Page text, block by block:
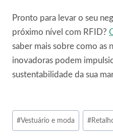
Pronto para levar o seu
próximo nível com RFID?
saber mais sobre como as
inovadoras podem
sustentabilidade da sua
Post
#Vestuário e moda #